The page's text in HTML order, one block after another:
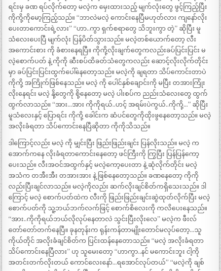
ရင်းမှ ခဏ ရပ်လိုက်တော့ မလဲ့က မှေးထားသည့် မျက်လုံးတွေ ဖွင့်ကြည့်ပြီး
ကိုကို့ကိုမော့ကြည့်သည်။ “ဘာလဲမလဲ့ ကောင်းနေပြီမဟုတ်လား ကျနော်လိုး
ပေးတာကောင်းရဲ့လား” “ဟာ..ကွာ ရှက်စရာတွေ သိဘူးကွာ တဲ့” ဆိုပြီး မူ
သံလေးပေးပြီ မျက်လုံး ပြန်ပိတ်သွားသည်။ မလဲ့တစ်ယောက်တော့ လီး
အကောင်းစား ကို ခံစားနေရပြီ။ ကိုကို့လိုးချက်တွေကလည်းခပ်ပြင်းပြင်း မ
လဲ့စောက်ပတ် နဲ့ ကိုကို ဆီးစပ်ထိခတ်သံတွေကလည်း ဆောင့်လိုးလိုက်တိုင်း
မှာ ခပ်ပြင်းပြင်းထွက်ပေါ်နေတော့သည်။ မလဲ့ကို ချရတာ သိပ်ကောင်းတာပဲ
ကိုကို့ အကြိုက်ဖြစ်နေသည်။ မလဲ့ ကို ပေါင်နှစ်ချောင်းကို မပြီး တအားကြုံး
လိုးနေရင်း မလဲ့ နို့တွေကို စို့နေတော့ မလဲ့ ပါးစပ်က ညည်းသံလေးတွေ ထွက်
ထွက်လာသည်။ “အား…အား ကိုကိုရယ်..ဟင့် အရမ်းပဲကွယ်..ကိုကို့…” ဆိုပြီး
မူသံလေးနှင့် ပြောရင်း ကိုကို့ ခေါင်းက ဆံပင်တွေကိုထိုးဖွနေတော့သည်။ မလဲ့
အလိုးခံရတာ သိပ်ကောင်းနေပြီဆိုတာ ကိုကိုသိသည်။
ဒါကြောင့်လည်း မလဲ့ ကို မျှင်းပြီး ဖြည်းဖြည်းချင်း ပြန်လိုးသည်။ မလဲ့ က
အောက်ကနေ လိုးခံရတာကောင်းနေတော့ ဖင်ကြီးကို ကြွပြီး ပြန်ပြန်ကော့
ပေးသည်။ လီးအဝင်အထွက်နှင့် မလဲ့ကော့ပေးတာ နဲ့ ဆုံလိုက်တိုင်း မလဲ့
အသံက တအီးအီး တအားအား နဲ့ ဖြစ်နေတော့သည်။ ခဏနေတော့ ကိုကို
လည်းပြီးချင်လာသည်။ မလဲ့ကိုလည်း ဆက်လိုးချင်စိတ်ကရှိသေးသည်။ ဒါ
ကြောင့် မလဲ့ စောက်ပတ်ထဲက လီးကို ဖြည်းဖြည်းချင်းဆွဲထုတ်လိုက်ပြီး မလဲ့
စောက်ပတ်ကို သူ့ဘယ်ဘက်လက်ဖြင့် စောက်စိလေးကို ကလိပေးနေသည်။
“အား..ကိုကိုရယ်ဘယ်လိုလုပ်နေတာလဲ သွင်းပြီးလိုးလေ” မလဲ့က ဖီးလ်
တော်တော်တက်နေပြီ။ ခုနတုန်းက ရုန်းကန်တာမျိုးတောင်မလုပ်တော့…သူ
ကိုယ်တိုင် အလိုးခံချင်စိတ်က ပြင်းထန်နေတောသည်။ “မလဲ့ အလိုးခံရတာ
သိပ်ကောင်းနေပြီလား” ဟု သူမေးတော့ “ဟာကွာ..နင် မကောင်းဘူး ငါ့ကို
အတင်းတက်လိုးတယ် ကောင်လေးနော်…ရအောင်လုပ်တယ်” “မလဲ့ကို ချစ်